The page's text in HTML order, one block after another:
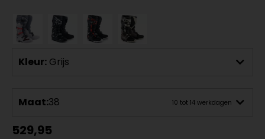
Kleur: Grijs
Maat:38 10 tot 14 werkdagen
529,95